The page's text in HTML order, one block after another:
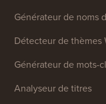
Générateur de noms
Détecteur de thèmes
Générateur de mots-
Analyseur de titres